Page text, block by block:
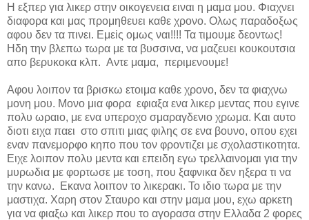
Η εξπερ για λικερ στην οικογενεια ειναι η μαμα μου. Φιαχνει
διαφορα και μας προμηθευει καθε χρονο. Ολως παραδοξως
αφου δεν τα πινει. Εμεiς ομως ναι!!!! Τα τιμουμε δεοντως!
Ηδη την βλεπω τωρα με τα βυσσινα, να μαζευει κουκουτσια
απο βερυκοκα κλπ. Αντε μαμα, περιμενουμε!
Aφου λοιπον τα βρισκω ετοιμα καθε χρονο, δεν τα φιαχνω
μονη μου. Μονο μια φορα εφιαξα ενα λικερ μεντας που εγινε
πολυ ωραιο, με ενα υπεροχο σμαραγδενιο χρωμα. Και αυτο
διοτι ειχα παει στο σπιτι μιας φιλης σε ενα βουνο, οπου εχει
εναν πανεμορφο κηπο που τον φροντιζει με σχολαστικοτητα.
Ειχε λοιπον πολυ μεντα και επειδη εγω τρελλαινομαι για την
μυρωδια με φορτωσε με τοση, που ξαφνικα δεν ηξερα τι να
την κανω. Εκανα λοιπον το λικερακι. Το ιδιο τωρα με την
μαστιχα. Χαρη στον Σταυρο και στην μαμα μου, εχω αρκετη
για να φιαξω και λικερ που το αγορασα στην Ελλαδα 2 φορες